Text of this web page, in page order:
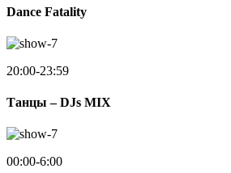
Dance Fatality
20:00-23:59
Танцы – DJs MIX
00:00-6:00